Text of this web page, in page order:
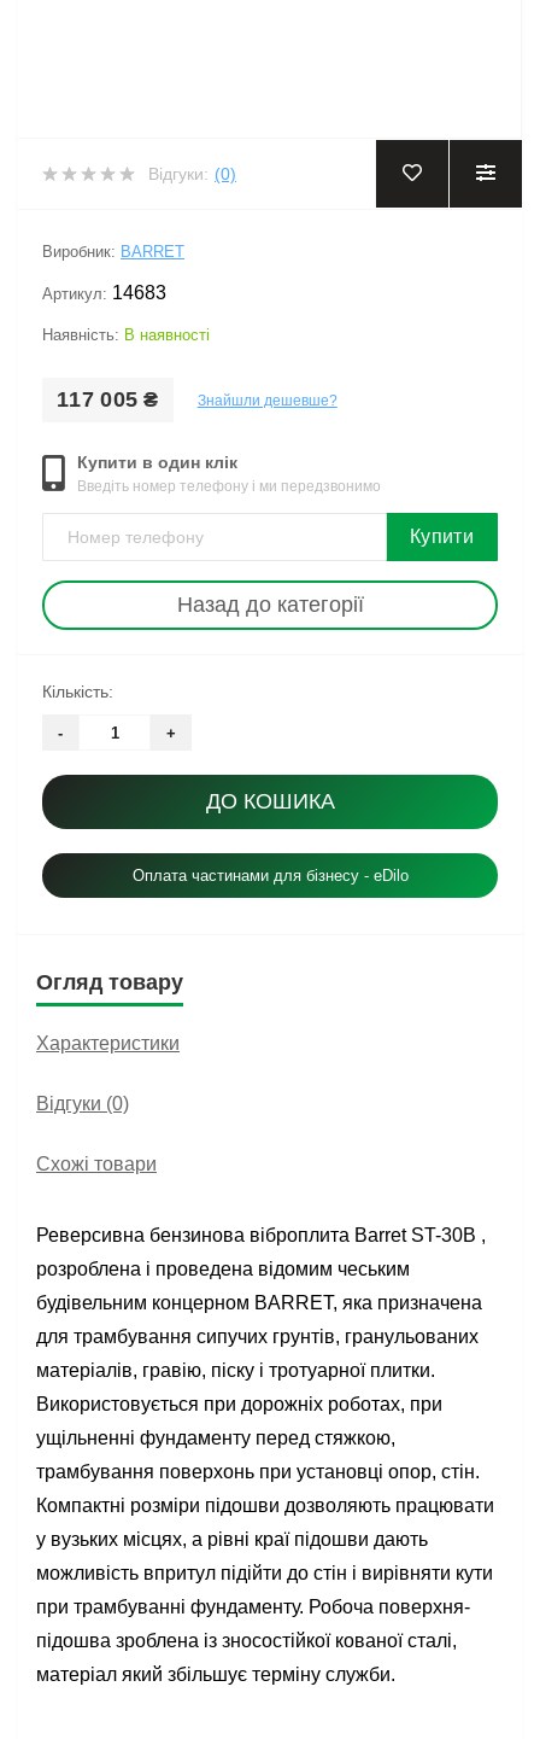
Відгуки: (0)
Виробник: BARRET
Артикул: 14683
Наявність: В наявності
117 005 ₴ Знайшли дешевше?
Купити в один клік
Введіть номер телефону і ми передзвонимо
Купити
Назад до категорії
Кількість:
- +
ДО КОШИКА
Оплата частинами для бізнесу - eDilo
Огляд товару
Характеристики
Відгуки (0)
Схожі товари
Реверсивна бензинова віброплита Barret ST-30B ,
розроблена і проведена відомим чеським
будівельним концерном BARRET, яка призначена
для трамбування сипучих грунтів, гранульованих
матеріалів, гравію, піску і тротуарної плитки.
Використовується при дорожніх роботах, при
ущільненні фундаменту перед стяжкою,
трамбування поверхонь при установці опор, стін.
Компактні розміри підошви дозволяють працювати
у вузьких місцях, а рівні краї підошви дають
можливість впритул підійти до стін і вирівняти кути
при трамбуванні фундаменту. Робоча поверхня-
підошва зроблена із зносостійкої кованої сталі,
матеріал який збільшує терміну служби.